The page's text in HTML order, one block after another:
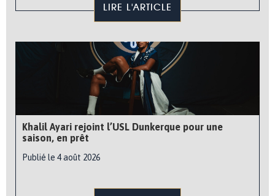
LIRE L'ARTICLE
Khalil Ayari rejoint l’USL Dunkerque pour une
saison, en prêt
Publié le 4 août 2026